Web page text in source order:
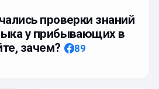
проверки знаний
у прибывающих в
зачем?
89